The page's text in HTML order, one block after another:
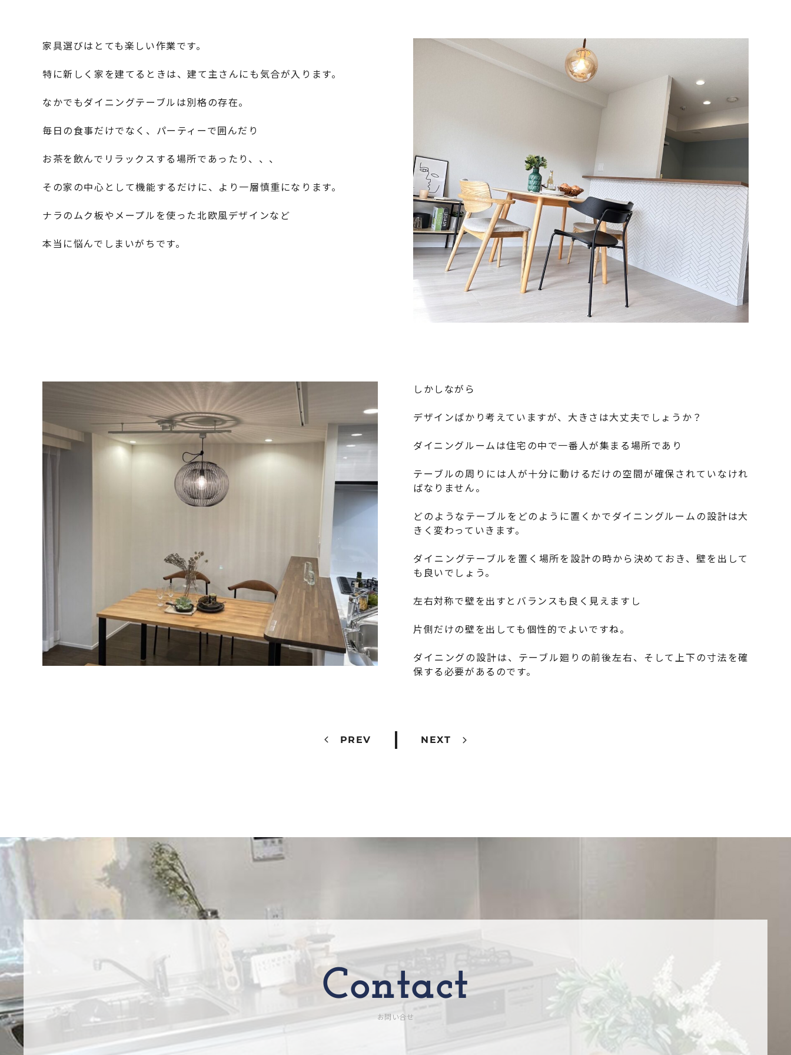
家具選びはとても楽しい作業です。
特に新しく家を建てるときは、建て主さんにも気合が入ります。
なかでもダイニングテーブルは別格の存在。
毎日の食事だけでなく、パーティーで囲んだり
お茶を飲んでリラックスする場所であったり、、、
その家の中心として機能するだけに、より一層慎重になります。
ナラのムク板やメープルを使った北欧風デザインなど
本当に悩んでしまいがちです。
しかしながら
デザインばかり考えていますが、大きさは大丈夫でしょうか？
ダイニングルームは住宅の中で一番人が集まる場所であり
テーブルの周りには人が十分に動けるだけの空間が確保されていなけれ
ばなりません。
どのようなテーブルをどのように置くかでダイニングルームの設計は大
きく変わっていきます。
ダイニングテーブルを置く場所を設計の時から決めておき、壁を出して
も良いでしょう。
左右対称で壁を出すとバランスも良く見えますし
片側だけの壁を出しても個性的でよいですね。
ダイニングの設計は、テーブル廻りの前後左右、そして上下の寸法を確
保する必要があるのです。
PREV NEXT
Contact
お問い合せ